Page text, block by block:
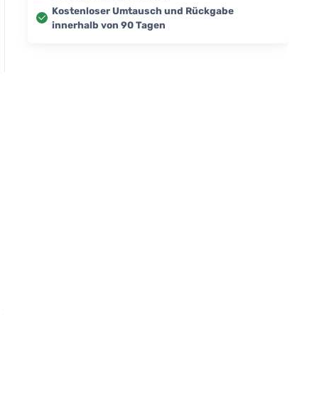
Kostenloser Umtausch und Rückgabe
innerhalb von 90 Tagen